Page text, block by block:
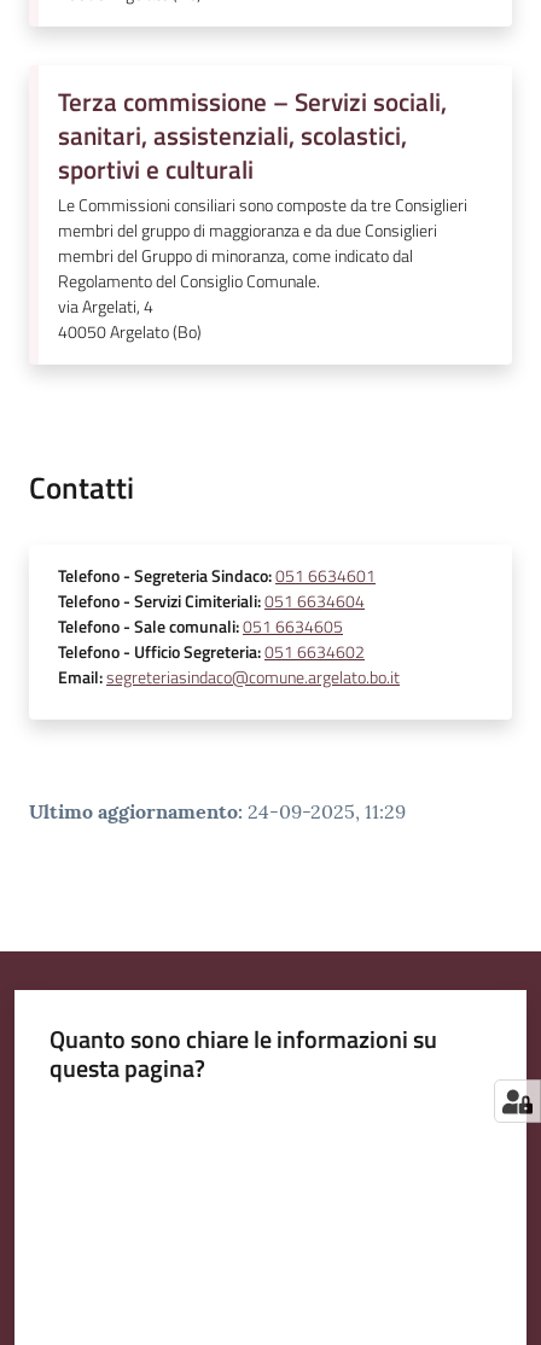
Terza commissione – Servizi sociali,
sanitari, assistenziali, scolastici,
sportivi e culturali
Le Commissioni consiliari sono composte da tre Consiglieri
membri del gruppo di maggioranza e da due Consiglieri
membri del Gruppo di minoranza, come indicato dal
Regolamento del Consiglio Comunale.
via Argelati, 4
40050Argelato (Bo)
Contatti
Telefono- Segreteria Sindaco:051 6634601
Telefono- Servizi Cimiteriali:051 6634604
Telefono- Sale comunali:051 6634605
Telefono- Ufficio Segreteria:051 6634602
Email:segreteriasindaco@comune.argelato.bo.it
Ultimo aggiornamento: 24-09-2025, 11:29
Quanto sono chiare le informazioni su
questa pagina?